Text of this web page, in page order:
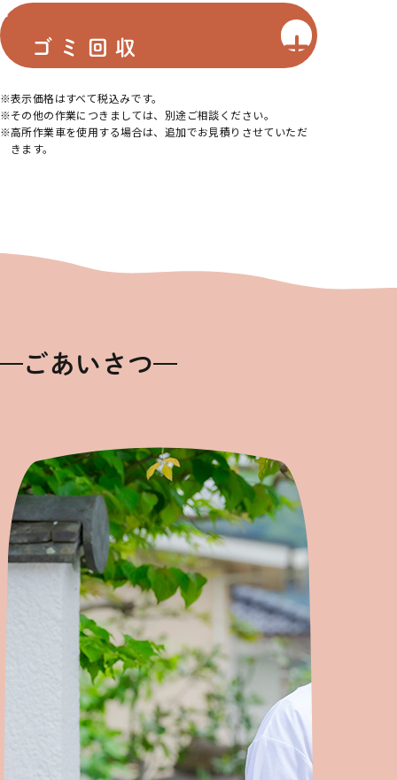
ゴミ回収
表示価格はすべて税込みです。
その他の作業につきましては、別途ご相談ください。
高所作業車を使用する場合は、追加でお見積りさせていただ
きます。
ごあいさつ